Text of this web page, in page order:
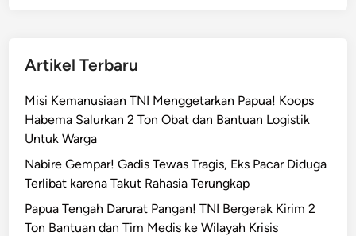
:
e
m
p
a
M
a
g
Artikel Terbaru
Misi Kemanusiaan TNI Menggetarkan Papua! Koops
Habema Salurkan 2 Ton Obat dan Bantuan Logistik
Untuk Warga
Nabire Gempar! Gadis Tewas Tragis, Eks Pacar Diduga
Terlibat karena Takut Rahasia Terungkap
Papua Tengah Darurat Pangan! TNI Bergerak Kirim 2
Ton Bantuan dan Tim Medis ke Wilayah Krisis